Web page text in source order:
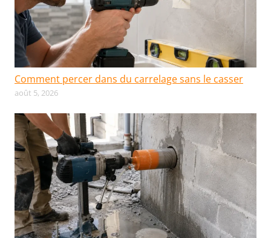
Comment percer dans du carrelage sans le casser
août 5, 2026